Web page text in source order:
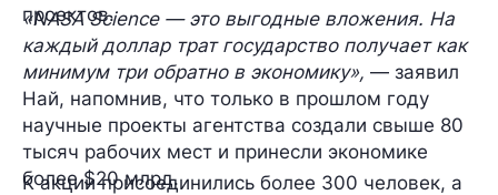
проектов.
«NASA Science — это выгодные вложения. На
каждый доллар трат государство получает как
минимум три обратно в экономику», — заявил
Най, напомнив, что только в прошлом году
научные проекты агентства создали свыше 80
тысяч рабочих мест и принесли экономике
более $20 млрд.
К акции присоединились более 300 человек, а